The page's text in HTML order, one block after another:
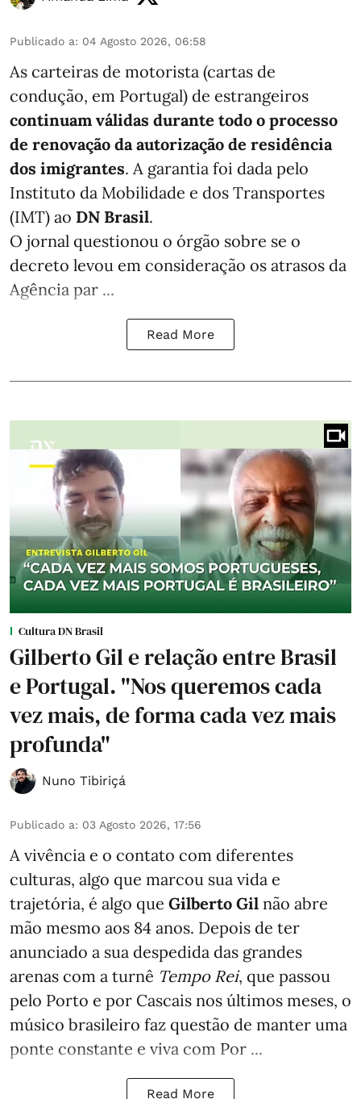
Publicado a: 04 Agosto 2026, 06:58
As carteiras de motorista (cartas de
condução, em Portugal) de estrangeiros
continuam válidas durante todo o processo
de renovação da autorização de residência
dos imigrantes. A garantia foi dada pelo
Instituto da Mobilidade e dos Transportes
(IMT) ao DN Brasil.
O jornal questionou o órgão sobre se o
decreto levou em consideração os atrasos da
Agência par ...
Read More
Cultura DN Brasil
Gilberto Gil e relação entre Brasil
e Portugal. "Nos queremos cada
vez mais, de forma cada vez mais
profunda"
Nuno Tibiriçá
Publicado a: 03 Agosto 2026, 17:56
A vivência e o contato com diferentes
culturas, algo que marcou sua vida e
trajetória, é algo que Gilberto Gil não abre
mão mesmo aos 84 anos. Depois de ter
anunciado a sua despedida das grandes
arenas com a turnê Tempo Rei, que passou
pelo Porto e por Cascais nos últimos meses, o
músico brasileiro faz questão de manter uma
ponte constante e viva com Por ...
Read More